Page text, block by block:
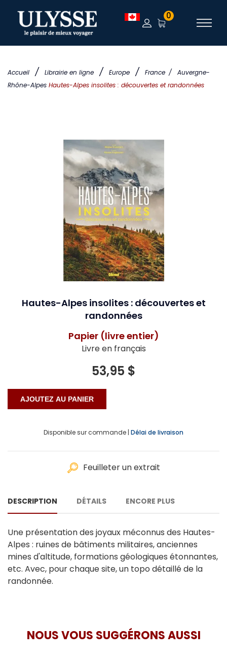
Accueil / Librairie en ligne / Europe / France /
Auvergne-
Rhône-Alpes Hautes-Alpes insolites : découvertes et randonnées
0
Hautes-Alpes insolites : découvertes et
randonnées
Papier (livre entier)
Livre en français
53,95 $
Disponible sur commande | Délai de livraison
Feuilleter un extrait
DESCRIPTION DÉTAILS ENCORE PLUS
Une présentation des joyaux méconnus des Hautes-
Alpes : ruines de bâtiments militaires, anciennes
mines d'altitude, formations géologiques étonnantes,
etc. Avec, pour chaque site, un topo détaillé de la
randonnée.
NOUS VOUS SUGGÉRONS AUSSI